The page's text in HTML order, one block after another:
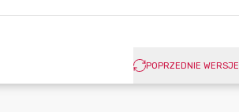
POPRZEDNIE WERSJE